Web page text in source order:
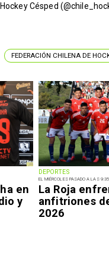
en
y
DEPORTES
EL MIÉRCOLES PASADO A LAS 9:35
La Roja
anfitriones
2026
Césped
FEDERACIÓN CHILENA DE